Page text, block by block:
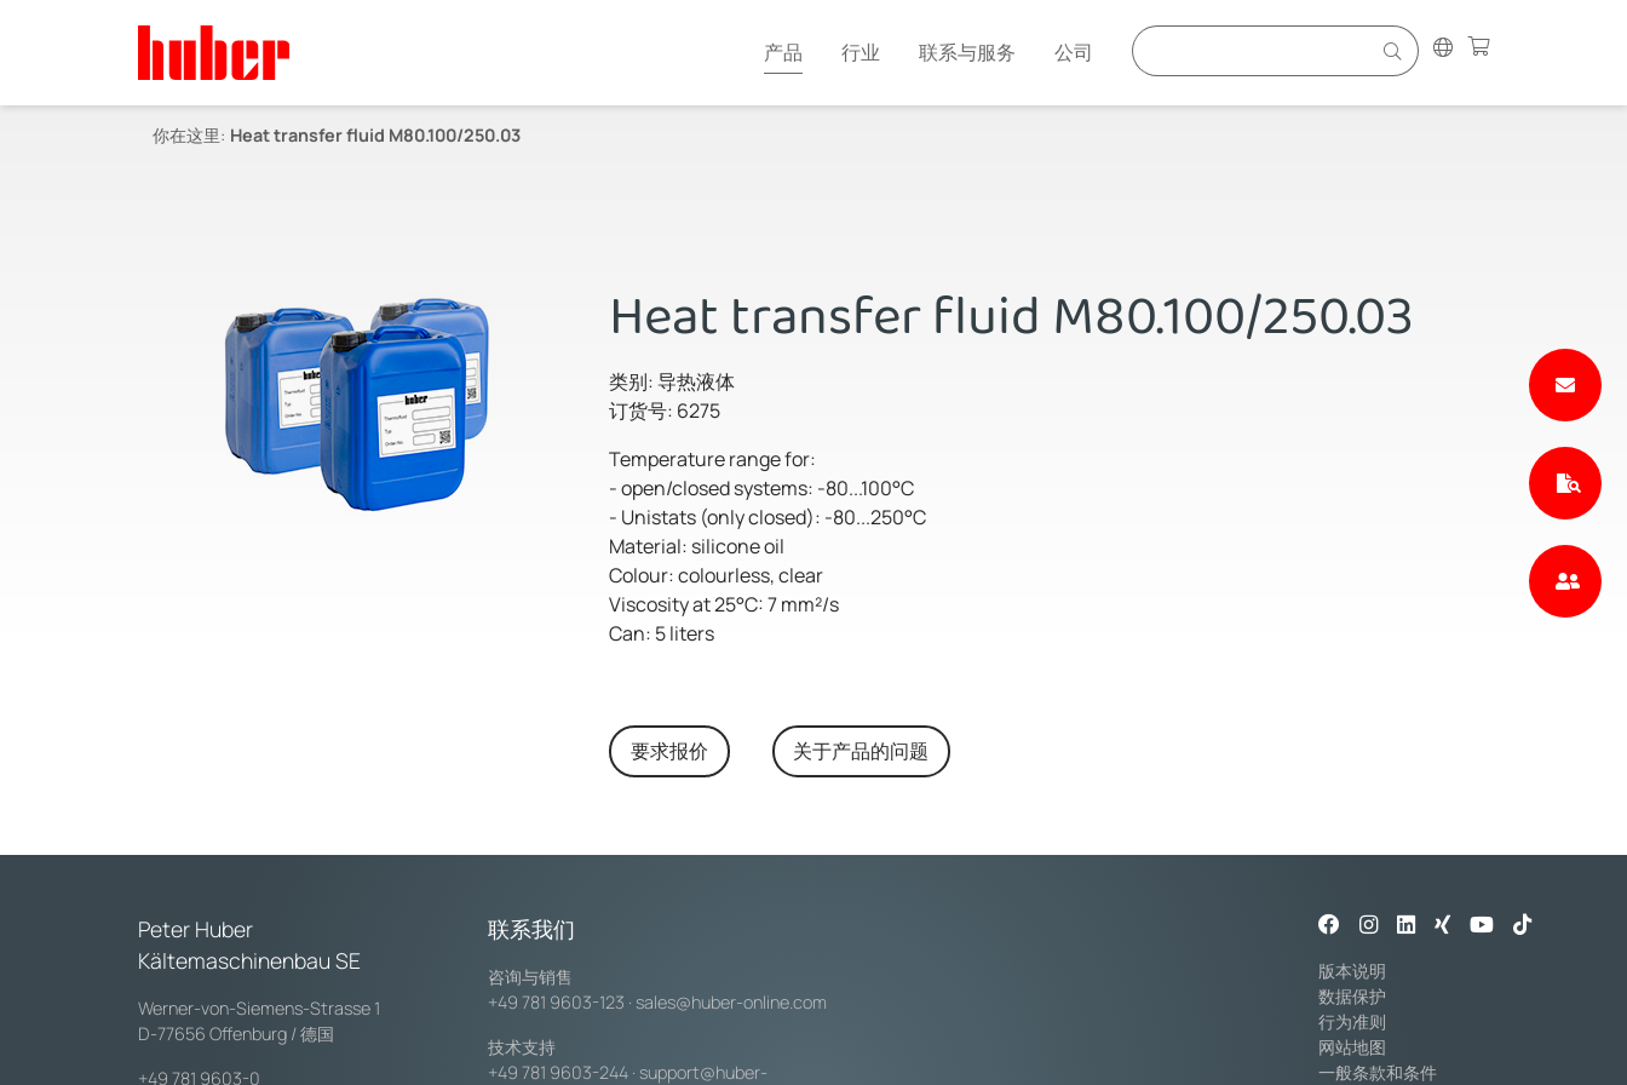
产品 行业 联系与服务 公司
你在这里: Heat transfer fluid M80.100/250.03
Heat transfer fluid M80.100/250.03
类别: 导热液体
订货号: 6275
Temperature range for:
- open/closed systems: -80...100°C
- Unistats (only closed): -80...250°C
Material: silicone oil
Colour: colourless, clear
Viscosity at 25°C: 7 mm²/s
Can: 5 liters
要求报价 关于产品的问题
Peter Huber
Kältemaschinenbau SE
Werner-von-Siemens-Strasse 1
D-77656 Offenburg / 德国
+49 781 9603-0
联系我们
咨询与销售
+49 781 9603-123 · sales@huber-online.com
技术支持
+49 781 9603-244 · support@huber-
版本说明
数据保护
行为准则
网站地图
一般条款和条件